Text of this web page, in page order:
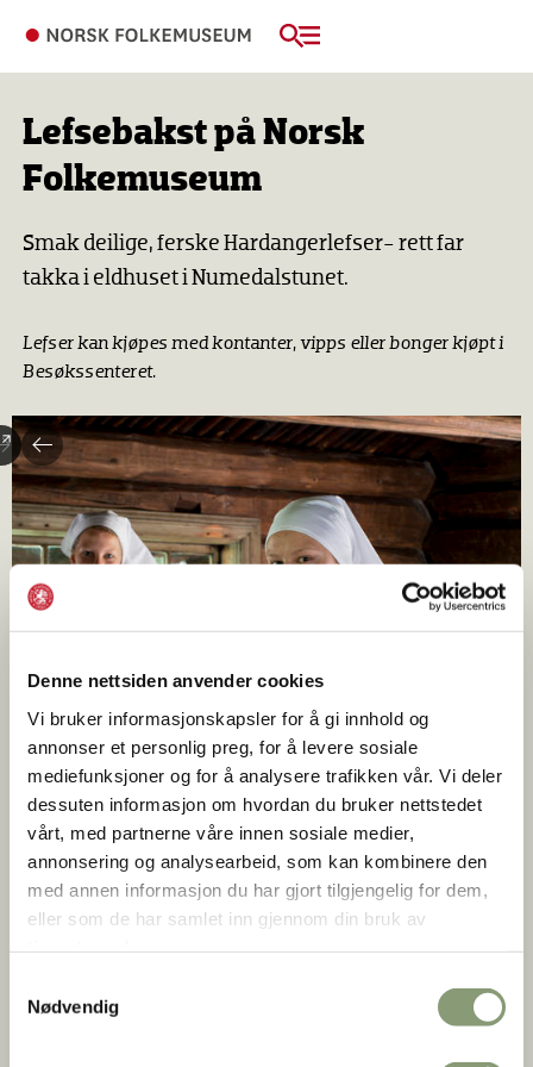
Denne nettsiden anvender cookies
Vi bruker informasjonskapsler for å gi innhold og
annonser et personlig preg, for å levere sosiale
mediefunksjoner og for å analysere trafikken vår. Vi deler
dessuten informasjon om hvordan du bruker nettstedet
vårt, med partnerne våre innen sosiale medier,
annonsering og analysearbeid, som kan kombinere den
med annen informasjon du har gjort tilgjengelig for dem,
eller som de har samlet inn gjennom din bruk av
Nødvendig
Lefsebakst på Norsk
Folkemuseum
Smak deilige, ferske Hardangerlefser- rett far
takka i eldhuset i Numedalstunet.
Lefser kan kjøpes med kontanter, vipps eller bonger kjøpt i
Besøkssenteret.
Lefsebakst i Eldhuset